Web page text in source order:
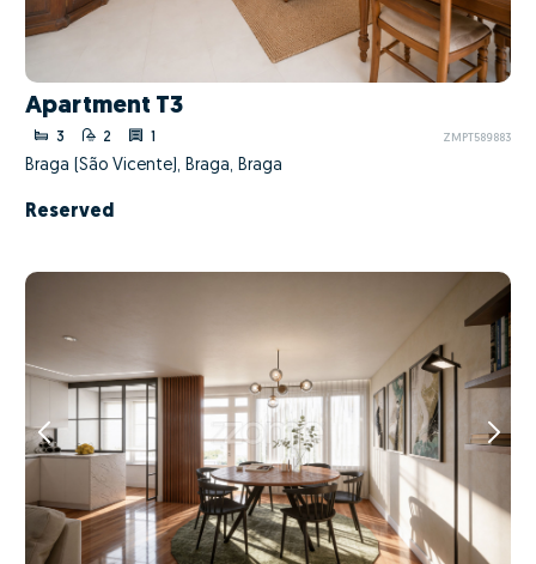
Apartment T3
3 2 1 ZMPT589883
Braga (São Vicente), Braga, Braga
Reserved